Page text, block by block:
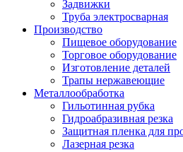
Задвижки
Труба электросварная
Производство
Пищевое оборудование
Торговое оборудование
Изготовление деталей
Трапы нержавеющие
Металлообработка
Гильотинная рубка
Гидроабразивная резка
Защитная пленка для
Лазерная резка